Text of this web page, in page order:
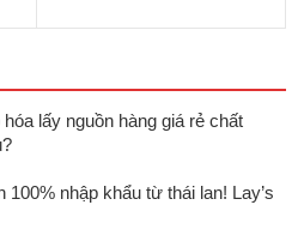
lấy nguồn hàng giá rẻ chất
100% nhập khẩu từ thái lan! Lay’s